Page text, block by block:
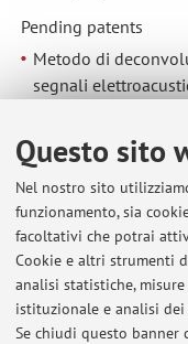
Questo sito
Nel nostro sito
funzionamento, sia
facoltativi che potrai
Cookie e altri strumenti
analisi statistiche,
istituzionale e analisi
Se chiudi questo
Pending patents
Metodo di
segnali
2nd prize winner of
JICABLE HVDC 2017
Editorial boards
Associate editor of
Selected Topics in
9735)
Topic editor of